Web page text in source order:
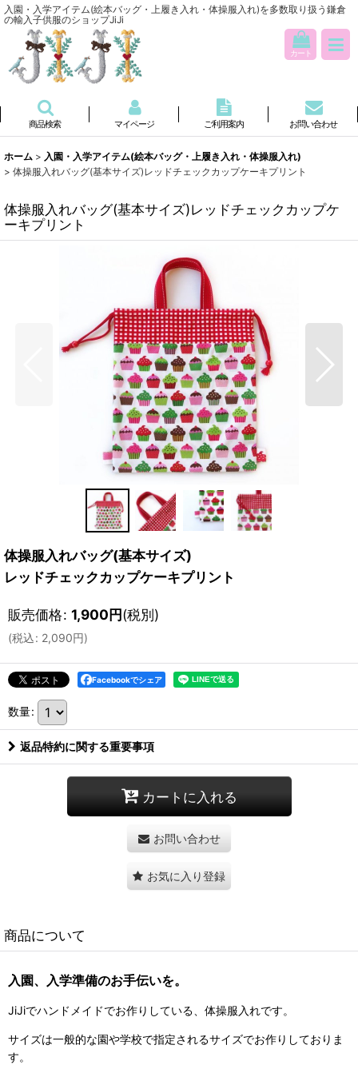
入園・入学アイテム(絵本バッグ・上履き入れ・体操服入れ)を多数取り扱う鎌倉
の輸入子供服のショップJiJi
カート
商品検索 マイページ ご利用案内 お問い合わせ
ホーム > 入園・入学アイテム(絵本バッグ・上履き入れ・体操服入れ)
> 体操服入れバッグ(基本サイズ)レッドチェックカップケーキプリント
体操服入れバッグ(基本サイズ)レッドチェックカップケ
ーキプリント
体操服入れバッグ(基本サイズ)
レッドチェックカップケーキプリント
販売価格: 1,900円(税別)
(税込: 2,090円)
Facebookでシェア
数量:
返品特約に関する重要事項
カートに入れる
お問い合わせ
お気に入り登録
商品について
入園、入学準備のお手伝いを。
JiJiでハンドメイドでお作りしている、体操服入れです。
サイズは一般的な園や学校で指定されるサイズでお作りしておりま
す。